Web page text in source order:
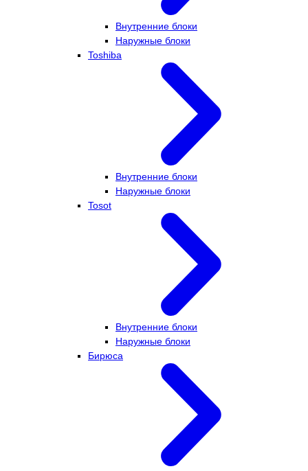
Внутренние блоки
Наружные блоки
Toshiba
Внутренние блоки
Наружные блоки
Tosot
Внутренние блоки
Наружные блоки
Бирюса